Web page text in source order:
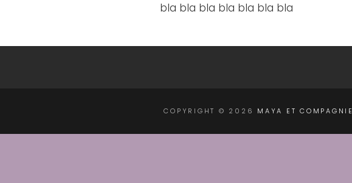
bla bla bla bla bla bla bla
COPYRIGHT © 2026 MAYA ET COMPAGNIE